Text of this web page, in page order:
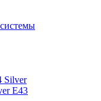
Silver
E43